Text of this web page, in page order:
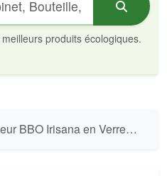
produits écologiques.
Irisana en Verre Borosilicate à Double Paroi - 400 ml